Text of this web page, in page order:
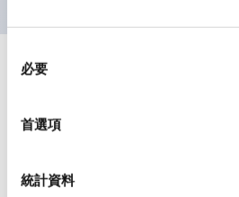
必要
首選項
統計資料
規格
審美規範